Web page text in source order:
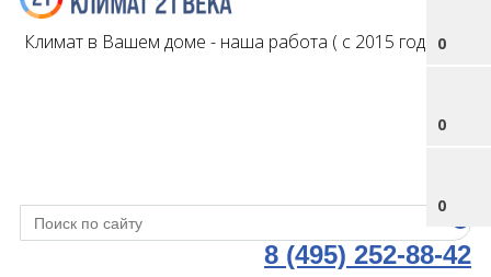
0
0
0
Климат в Вашем доме - наша работа ( с 2015 года )
8 (495) 252-88-42